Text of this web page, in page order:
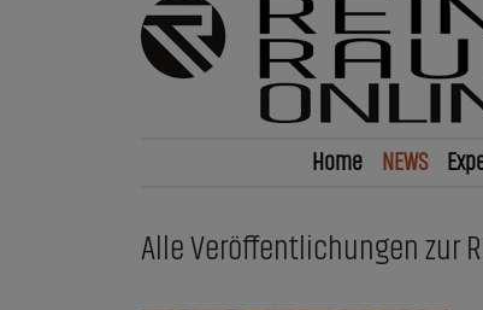
Home NEWS
Alle Veröffentlichungen zur